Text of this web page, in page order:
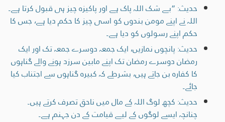
حدیث: ”بے شک اللہ پاک ہے اور پاکیزہ چیز ہی قبول کرتا ہے۔
اللہ نے اپنے مومن بندوں کو اسی چیز کا حکم دیا ہے، جس کا
حکم اپنے رسولوں کو دیا ہے۔
حدیث: پانچوں نمازیں، ایک جمعہ دوسرے جمعہ تک اور ایک
رمضان دوسرے رمضان تک اپنے مابین سرزد ہونے والے گناہوں
کا کفارہ بن جاتے ہیں، بشرطے کہ کبیرہ گناہوں سے اجتناب کیا
جائے۔
حدیث: کچھ لوگ اللہ کے مال میں ناحق تصرف کرتے ہیں۔
چنانچہ ایسے لوگوں کے لیے قیامت کے دن جہنم ہے۔